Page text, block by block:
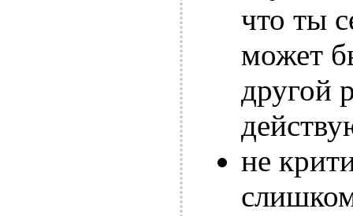
что ты
может
другой
не